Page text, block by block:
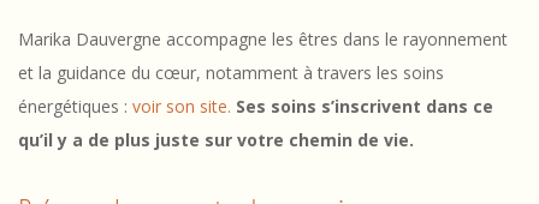
n
t
u
i
Marika Dauvergne accompagne les êtres dans le rayonnement
et la guidance du cœur, notamment à travers les soins
énergétiques : voir son site. Ses soins s’inscrivent dans ce
qu’il y a de plus juste sur votre chemin de vie.